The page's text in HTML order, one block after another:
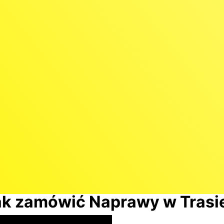
zamówić Naprawy w